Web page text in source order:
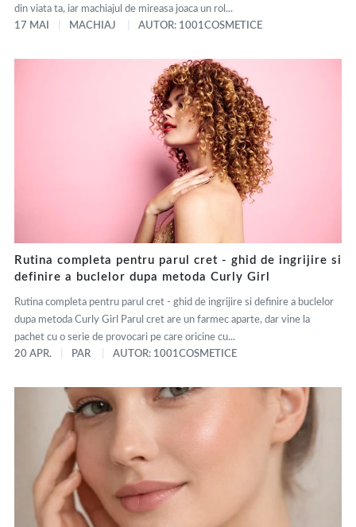
din viata ta, iar machiajul de mireasa joaca un rol...
17 MAI
MACHIAJ AUTOR: 1001COSMETICE
Rutina completa pentru parul cret - ghid de ingrijire si
definire a buclelor dupa metoda Curly Girl
Rutina completa pentru parul cret - ghid de ingrijire si definire a buclelor
dupa metoda Curly Girl Parul cret are un farmec aparte, dar vine la
pachet cu o serie de provocari pe care oricine cu...
20 APR.
PAR AUTOR: 1001COSMETICE